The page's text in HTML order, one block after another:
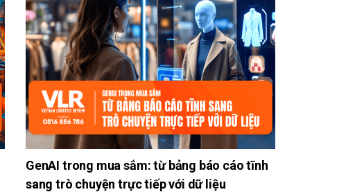
GenAI trong mua sắm: từ bảng báo cáo tĩnh
sang trò chuyện trực tiếp với dữ liệu